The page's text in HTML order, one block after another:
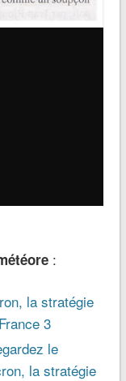
:
la stratégie
3
le
la stratégie